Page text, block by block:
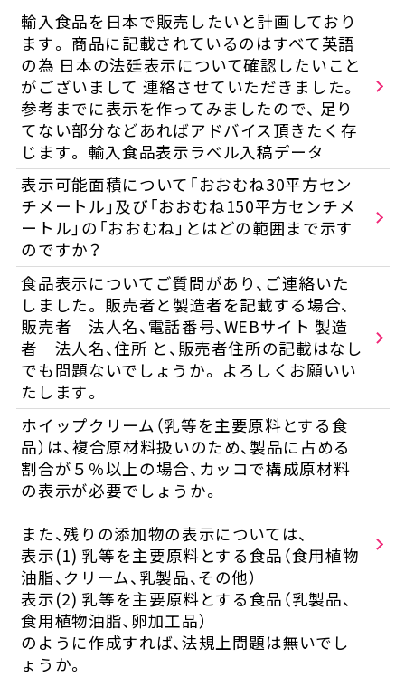
輸入食品を日本で販売したいと計画しており
ます。 商品に記載されているのはすべて英語
の為 日本の法廷表示について確認したいこと
がございまして 連絡させていただきました。
参考までに表示を作ってみましたので、 足り
てない部分などあればアドバイス頂きたく存
じます。 輸入食品表示ラベル入稿データ
表示可能面積について「おおむね30平方セン
チメートル」及び「おおむね150平方センチメ
ートル」の「おおむね」とはどの範囲まで示す
のですか？
食品表示についてご質問があり、ご連絡いた
しました。 販売者と製造者を記載する場合、
販売者 法人名、電話番号、WEBサイト 製造
者 法人名、住所 と、販売者住所の記載はなし
でも問題ないでしょうか。 よろしくお願いい
たします。
ホイップクリーム（乳等を主要原料とする食
品）は、複合原材料扱いのため、製品に占める
割合が５％以上の場合、カッコで構成原材料
の表示が必要でしょうか。
また、残りの添加物の表示については、
表示(1) 乳等を主要原料とする食品（食用植物
油脂、クリーム、乳製品、その他）
表示(2) 乳等を主要原料とする食品（乳製品、
食用植物油脂、卵加工品）
のように作成すれば、法規上問題は無いでし
ょうか。